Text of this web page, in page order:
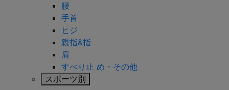
腰
手首
ヒジ
親指&指
肩
すべり止 め・その他
スポーツ別